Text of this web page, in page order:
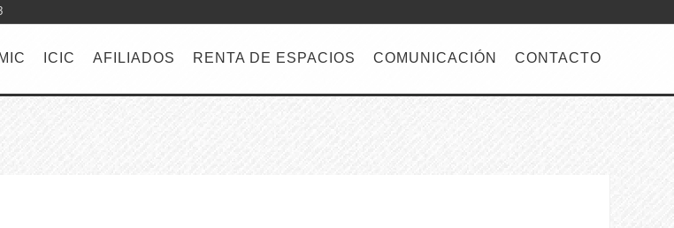
ICIC AFILIADOS RENTA DE ESPACIOS COMUNICACIÓN CONTACTO